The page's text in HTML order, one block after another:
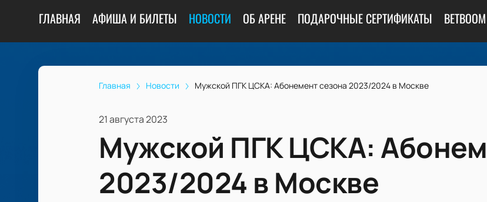
ГЛАВНАЯ АФИША И БИЛЕТЫ НОВОСТИ ОБ АРЕНЕ ПОДАРОЧНЫЕ СЕРТИФИКАТЫ
Главная Новости Мужской ПГК ЦСКА: Абонемент сезона 2023/2024 в Москве
21 августа 2023
Мужской ПГК ЦСКА:
2023/2024 в Москве